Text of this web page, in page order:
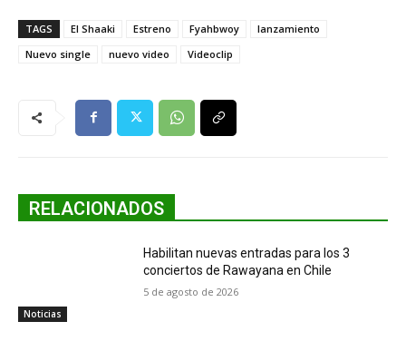
TAGS El Shaaki Estreno Fyahbwoy
lanzamiento
Nuevo single
nuevo video Videoclip
RELACIONADOS
Noticias
Habilitan nuevas entradas para los 3
conciertos de Rawayana en Chile
5 de agosto de 2026